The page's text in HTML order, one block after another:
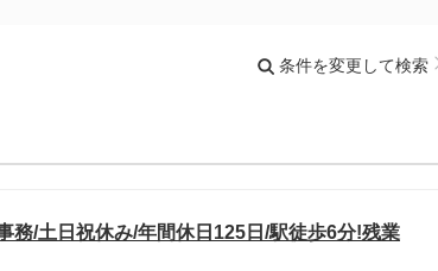
条件を変更して検索
務/土日祝休み/年間休日125日/駅徒歩6分!残業